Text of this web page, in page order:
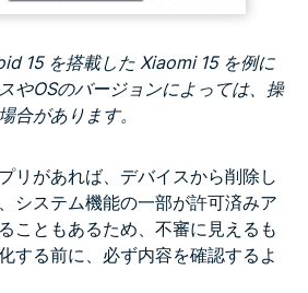
15 を搭載した Xiaomi 15 を例に
やOSのバージョンによっては、操
合があります。
リがあれば、デバイスから削除し
システム機能の一部が許可済みア
こともあるため、不審に見えるも
する前に、必ず内容を確認するよ